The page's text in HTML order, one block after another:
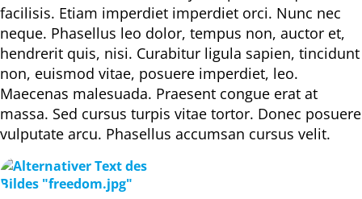
facilisis. Etiam imperdiet imperdiet orci. Nunc nec
neque. Phasellus leo dolor, tempus non, auctor et,
hendrerit quis, nisi. Curabitur ligula sapien, tincidunt
non, euismod vitae, posuere imperdiet, leo.
Maecenas malesuada. Praesent congue erat at
massa. Sed cursus turpis vitae tortor. Donec posuere
vulputate arcu. Phasellus accumsan cursus velit.